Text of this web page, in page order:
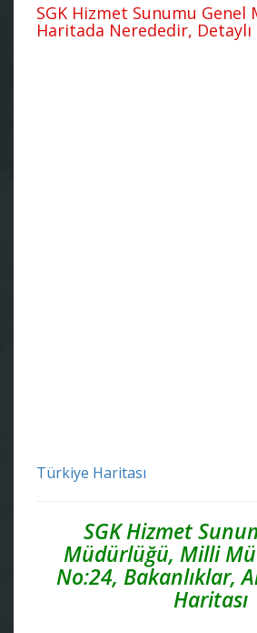
SGK Hizmet Sunumu Genel
Haritada Nerededir, Detaylı
Türkiye Haritası
SGK Hizmet
Müdürlüğü, Milli
No:24, Bakanlıklar,
Haritası